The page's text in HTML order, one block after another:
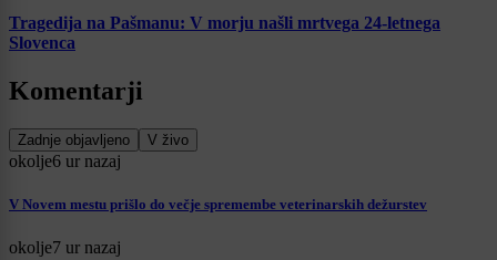
Tragedija na Pašmanu: V morju našli mrtvega 24-letnega
Slovenca
Komentarji
Zadnje objavljeno V živo
okolje6 ur nazaj
V Novem mestu prišlo do večje spremembe veterinarskih dežurstev
okolje7 ur nazaj